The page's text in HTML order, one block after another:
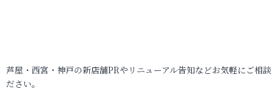
芦屋・西宮・神戸の新店舗PRやリニューアル告知などお気軽にご相
ださい。